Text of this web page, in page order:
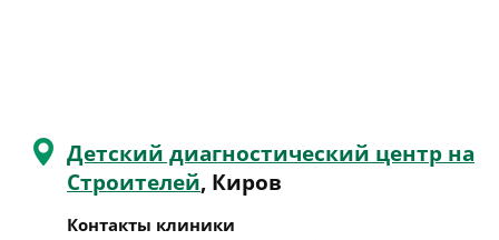
Детский диагностический центр на
Строителей, Киров
Контакты клиники